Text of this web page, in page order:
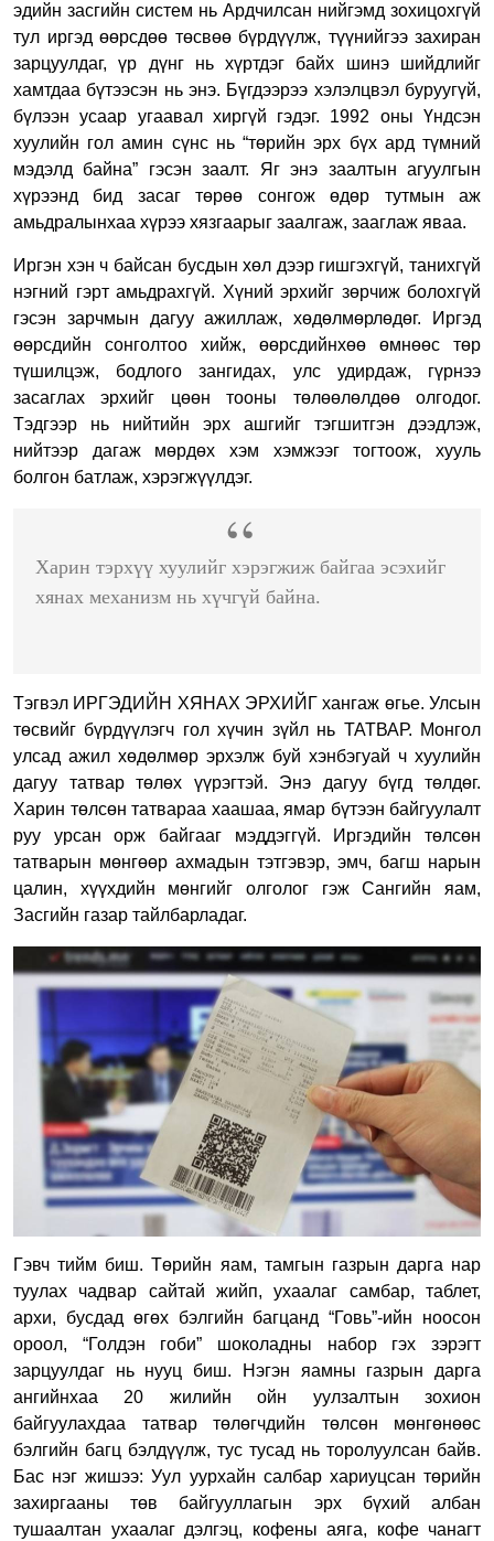
эдийн засгийн систем нь Ардчилсан нийгэмд зохицохгүй
тул иргэд өөрсдөө төсвөө бүрдүүлж, түүнийгээ захиран
зарцуулдаг, үр дүнг нь хүртдэг байх шинэ шийдлийг
хамтдаа бүтээсэн нь энэ. Бүгдээрээ хэлэлцвэл буруугүй,
бүлээн усаар угаавал хиргүй гэдэг. 1992 оны Үндсэн
хуулийн гол амин сүнс нь “төрийн эрх бүх ард түмний
мэдэлд байна” гэсэн заалт. Яг энэ заалтын агуулгын
хүрээнд бид засаг төрөө сонгож өдөр тутмын аж
амьдралынхаа хүрээ хязгаарыг заалгаж, зааглаж яваа.
Иргэн хэн ч байсан бусдын хөл дээр гишгэхгүй, танихгүй
нэгний гэрт амьдрахгүй. Хүний эрхийг зөрчиж болохгүй
гэсэн зарчмын дагуу ажиллаж, хөдөлмөрлөдөг. Иргэд
өөрсдийн сонголтоо хийж, өөрсдийнхөө өмнөөс төр
түшилцэж, бодлого зангидах, улс удирдаж, гүрнээ
засаглах эрхийг цөөн тооны төлөөлөлдөө олгодог.
Тэдгээр нь нийтийн эрх ашгийг тэгшитгэн дээдлэж,
нийтээр дагаж мөрдөх хэм хэмжээг тогтоож, хууль
болгон батлаж, хэрэгжүүлдэг.
Харин тэрхүү хуулийг хэрэгжиж байгаа эсэхийг
хянах механизм нь хүчгүй байна.
Тэгвэл ИРГЭДИЙН ХЯНАХ ЭРХИЙГ хангаж өгье. Улсын
төсвийг бүрдүүлэгч гол хүчин зүйл нь ТАТВАР. Монгол
улсад ажил хөдөлмөр эрхэлж буй хэнбэгуай ч хуулийн
дагуу татвар төлөх үүрэгтэй. Энэ дагуу бүгд төлдөг.
Харин төлсөн татвараа хаашаа, ямар бүтээн байгуулалт
руу урсан орж байгааг мэддэггүй. Иргэдийн төлсөн
татварын мөнгөөр ахмадын тэтгэвэр, эмч, багш нарын
цалин, хүүхдийн мөнгийг олголог гэж Сангийн яам,
Засгийн газар тайлбарладаг.
Гэвч тийм биш. Төрийн яам, тамгын газрын дарга нар
туулах чадвар сайтай жийп, ухаалаг самбар, таблет,
архи, бусдад өгөх бэлгийн багцанд “Говь”-ийн ноосон
ороол, “Голдэн гоби” шоколадны набор гэх зэрэгт
зарцуулдаг нь нууц биш. Нэгэн яамны газрын дарга
ангийнхаа 20 жилийн ойн уулзалтын зохион
байгуулахдаа татвар төлөгчдийн төлсөн мөнгөнөөс
бэлгийн багц бэлдүүлж, тус тусад нь торолуулсан байв.
Бас нэг жишээ: Уул уурхайн салбар хариуцсан төрийн
захиргааны төв байгууллагын эрх бүхий албан
тушаалтан ухаалаг дэлгэц, кофены аяга, кофе чанагт